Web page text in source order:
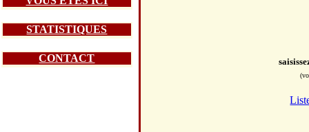
STATISTIQUES
CONTACT